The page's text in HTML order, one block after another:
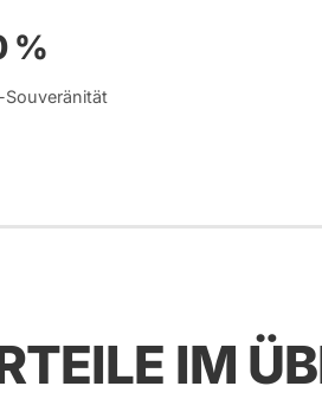
%
Souveränität
IM